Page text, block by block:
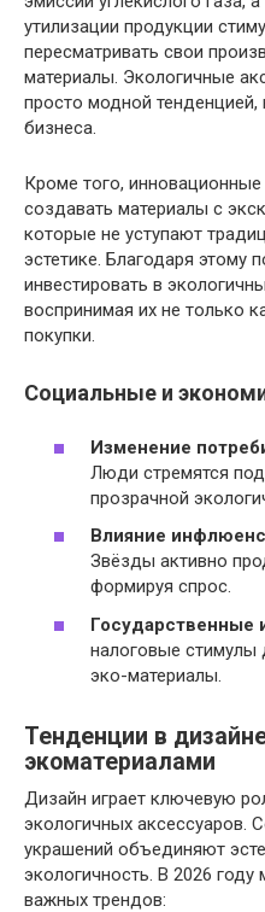
утилизации продукции
пересматривать свои
материалы. Экологичные
просто модной
бизнеса.
Кроме того,
создавать материалы с
которые не уступают
эстетике. Благодаря этому
инвестировать в
воспринимая их не только
покупки.
Социальные и
Изменение
Люди стремятся
прозрачной
Влияние
Звёзды активно
формируя спрос.
Государственные
налоговые
эко-материалы.
Тенденции в
экоматериалами
Дизайн играет ключевую
экологичных аксессуаров.
украшений объединяют
экологичность. В 2026
важных трендов: